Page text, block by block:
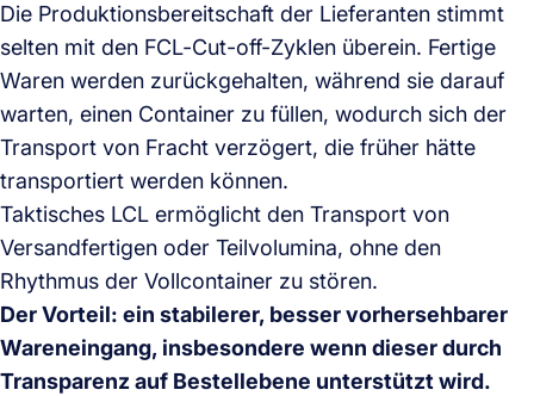
Die Produktionsbereitschaft der Lieferanten stimmt
selten mit den FCL-Cut-off-Zyklen überein. Fertige
Waren werden zurückgehalten, während sie darauf
warten, einen Container zu füllen, wodurch sich der
Transport von Fracht verzögert, die früher hätte
transportiert werden können.
Taktisches LCL ermöglicht den Transport von
Versandfertigen oder Teilvolumina, ohne den
Rhythmus der Vollcontainer zu stören.
Der Vorteil: ein stabilerer, besser vorhersehbarer
Wareneingang, insbesondere wenn dieser durch
Transparenz auf Bestellebene unterstützt wird.